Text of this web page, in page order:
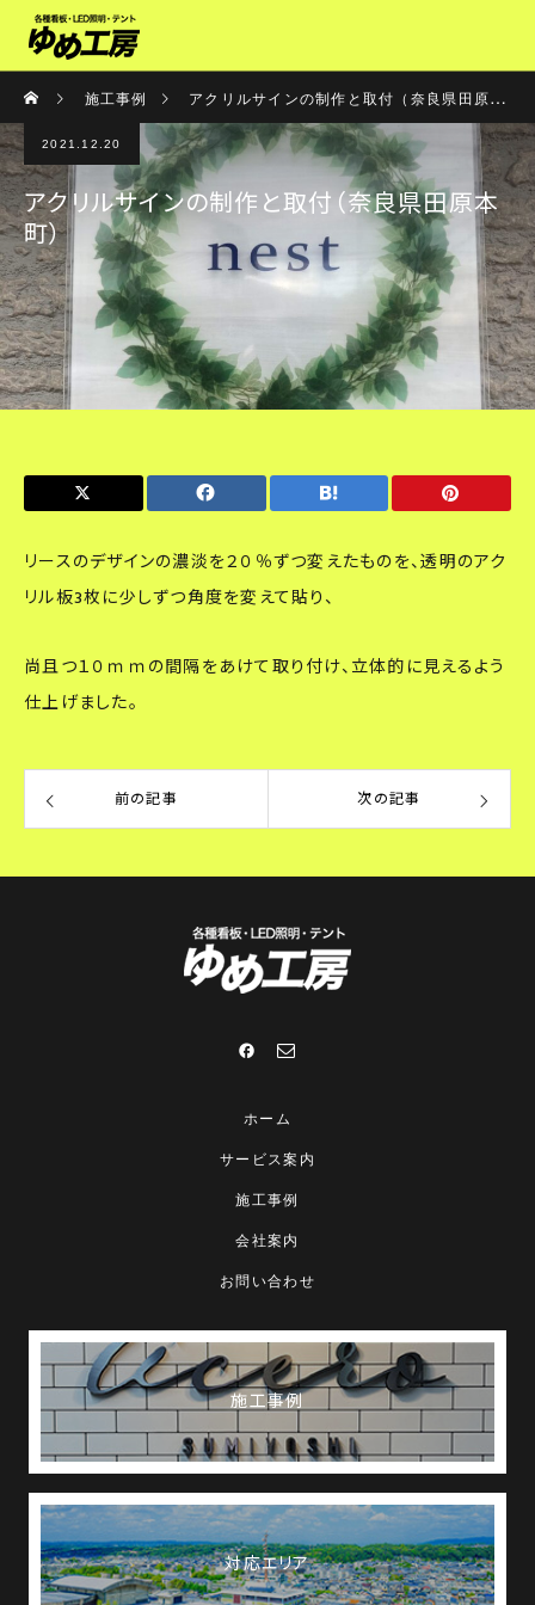
施工事例 アクリルサインの制作と取付（奈良県田原本町）
2021.12.20
アクリルサインの制作と取付（奈良県田原本
町）
リースのデザインの濃淡を２０％ずつ変えたものを、透明のアク
リル板3枚に少しずつ角度を変えて貼り、
尚且つ１０ｍｍの間隔をあけて取り付け、立体的に見えるよう
仕上げました。
前の記事 次の記事
ホーム
サービス案内
施工事例
会社案内
お問い合わせ
施工事例
対応エリア